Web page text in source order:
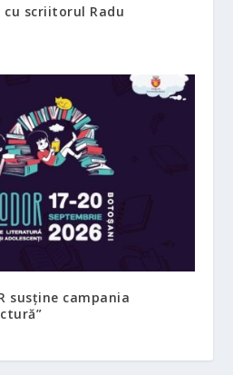
scriitorul Radu
susține campania